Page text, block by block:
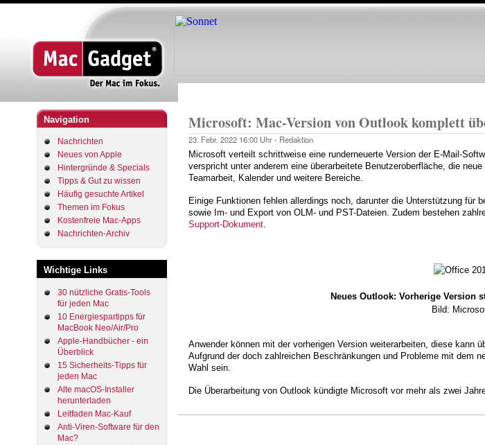
Navigation
Nachrichten
Neues von Apple
Hintergründe & Specials
Tipps & Gut zu wissen
Häufig gesuchte Artikel
Themen im Fokus
Kostenfreie Mac-Apps
Nachrichten-Archiv
Wichtige Links
30 nützliche Gratis-Tools
für jeden Mac
10 Energiespartipps für
MacBook Neo/Air/Pro
Apple-Handbücher - ein
Überblick
15 Sicherheits-Tipps für
jeden Mac
Alte macOS-Installer
herunterladen
Leitfaden Mac-Kauf
Anti-Viren-Software für den
Mac?
Microsoft: Mac-Version von Outlook komplett
23. Febr. 2022 16:00 Uhr - Redaktion
Microsoft verteilt schrittweise eine runderneuerte Version der E-Mail-
verspricht unter anderem eine überarbeitete Benutzeroberfläche, die
Teamarbeit, Kalender und weitere Bereiche.
Einige Funktionen fehlen allerdings noch, darunter die Unterstützung für
sowie Im- und Export von OLM- und PST-Dateien. Zudem bestehen
Support-Dokument
Neues Outlook: Vorherige Version
Bild:
Anwender können mit der vorherigen Version weiterarbeiten, diese kann
Aufgrund der doch zahlreichen Beschränkungen und Probleme mit dem
Wahl sein.
Die Überarbeitung von Outlook kündigte Microsoft vor mehr als zwei